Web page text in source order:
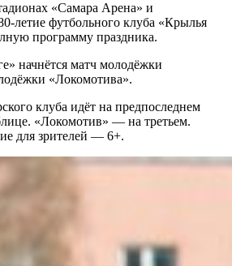
«Самара Арена» и
летие футбольного клуба «Крылья
программу праздника.
начнётся матч молодёжки
«Локомотива».
клуба идёт на предпоследнем
«Локомотив» — на третьем.
для зрителей — 6+.